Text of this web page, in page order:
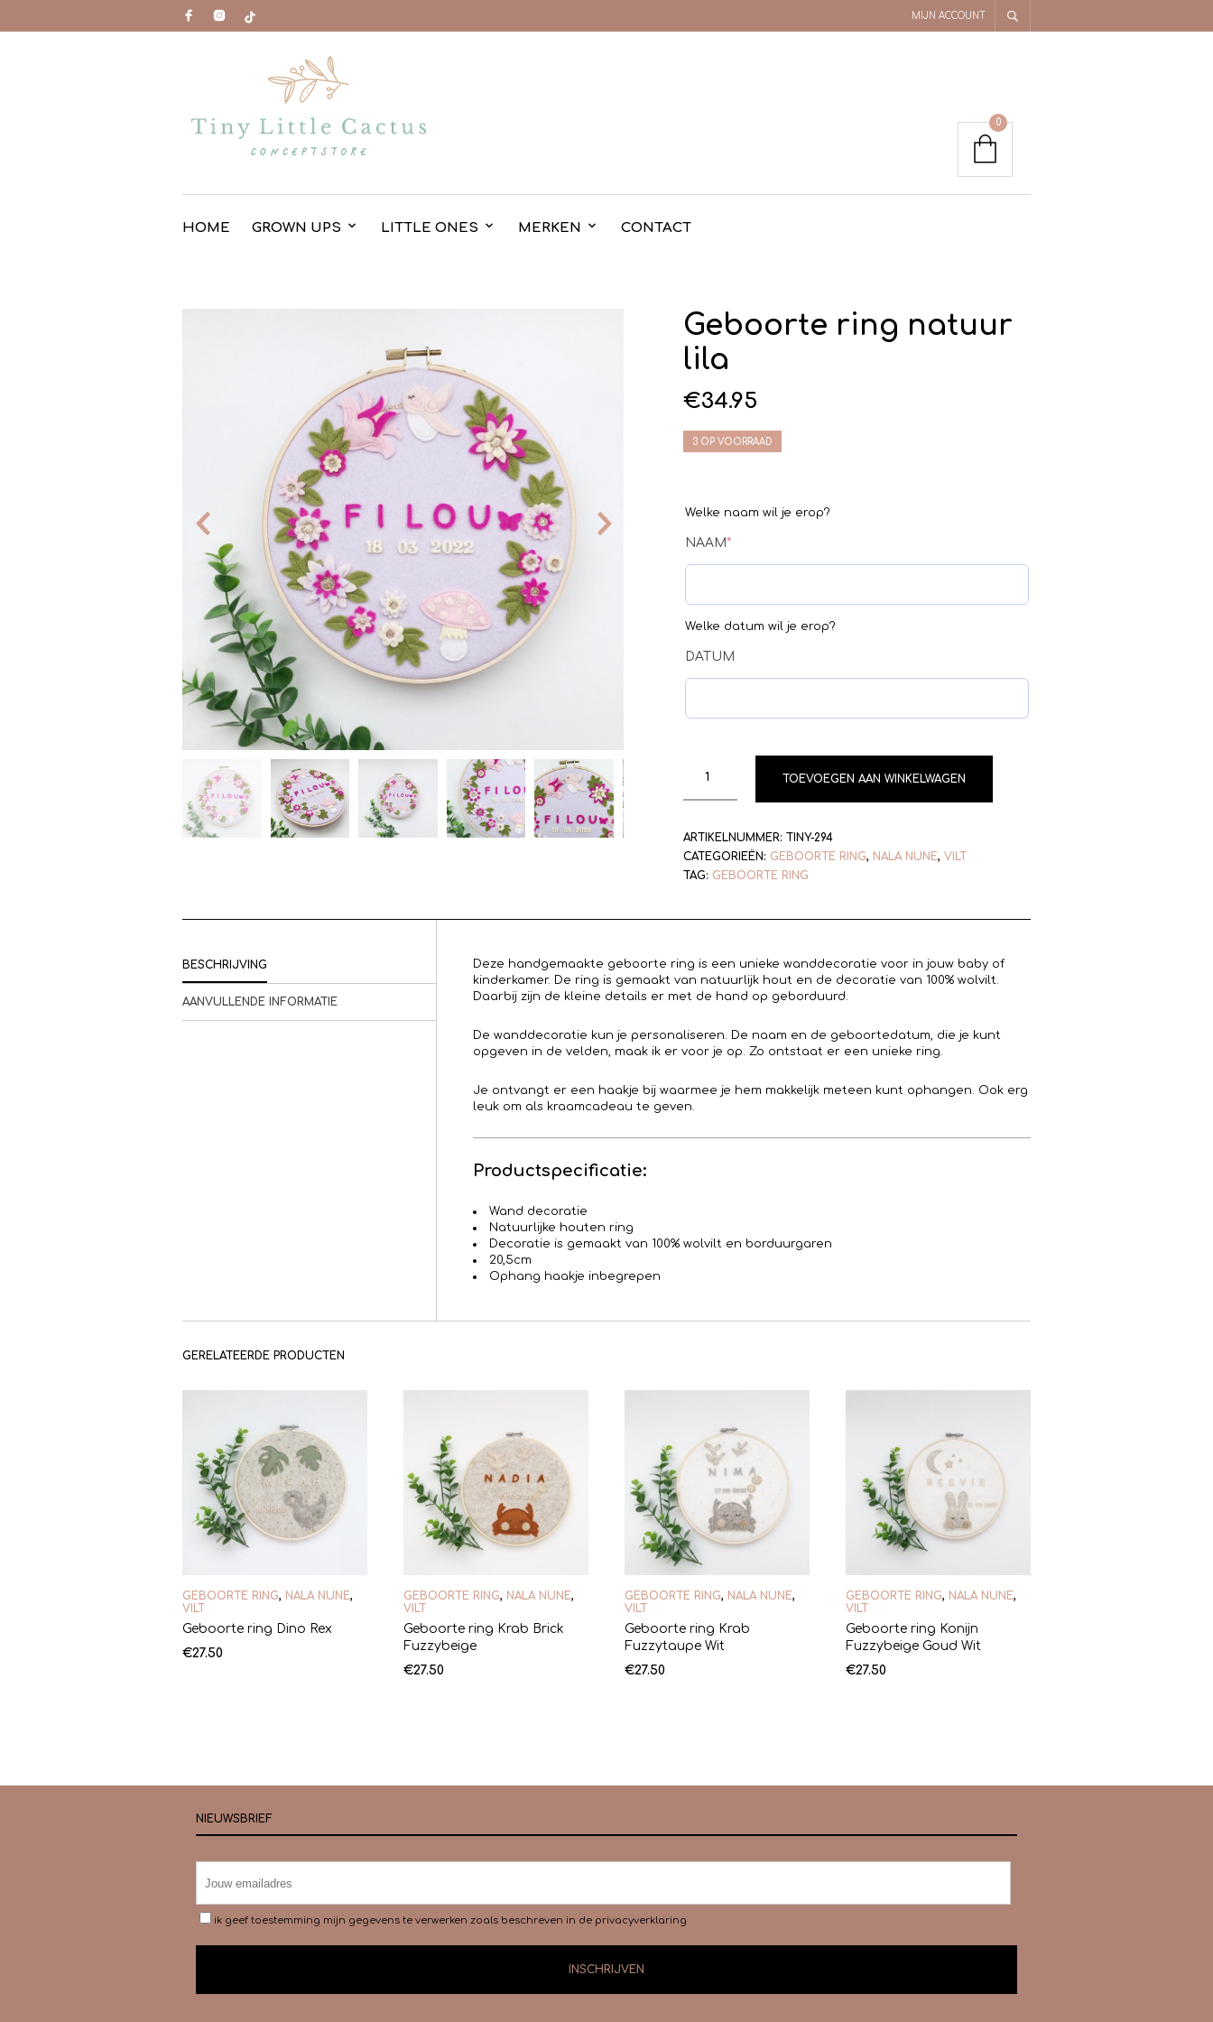
MIJN ACCOUNT
HOME GROWN UPS LITTLE ONES MERKEN CONTACT
0
Geboorte ring natuur
lila
€34.95
3 OP VOORRAAD
Welke naam wil je erop?
NAAM*
Welke datum wil je erop?
DATUM
TOEVOEGEN AAN WINKELWAGEN
ARTIKELNUMMER: TINY-294
CATEGORIEËN: GEBOORTE RING, NALA NUNE, VILT
TAG: GEBOORTE RING
BESCHRIJVING
AANVULLENDE INFORMATIE
Deze handgemaakte geboorte ring is een unieke wanddecoratie voor in jouw baby of
kinderkamer. De ring is gemaakt van natuurlijk hout en de decoratie van 100% wolvilt.
Daarbij zijn de kleine details er met de hand op geborduurd.
De wanddecoratie kun je personaliseren. De naam en de geboortedatum, die je kunt
opgeven in de velden, maak ik er voor je op. Zo ontstaat er een unieke ring.
Je ontvangt er een haakje bij waarmee je hem makkelijk meteen kunt ophangen. Ook erg
leuk om als kraamcadeau te geven.
Productspecificatie:
Wand decoratie
Natuurlijke houten ring
Decoratie is gemaakt van 100% wolvilt en borduurgaren
20,5cm
Ophang haakje inbegrepen
GERELATEERDE PRODUCTEN
GEBOORTE RING, NALA NUNE,
VILT
Geboorte ring Dino Rex
€27.50
GEBOORTE RING, NALA NUNE,
VILT
Geboorte ring Krab Brick
Fuzzybeige
€27.50
GEBOORTE RING, NALA NUNE,
VILT
Geboorte ring Krab
Fuzzytaupe Wit
€27.50
GEBOORTE RING, NALA NUNE,
VILT
Geboorte ring Konijn
Fuzzybeige Goud Wit
€27.50
NIEUWSBRIEF
ik geef toestemming mijn gegevens te verwerken zoals beschreven in de privacyverklaring